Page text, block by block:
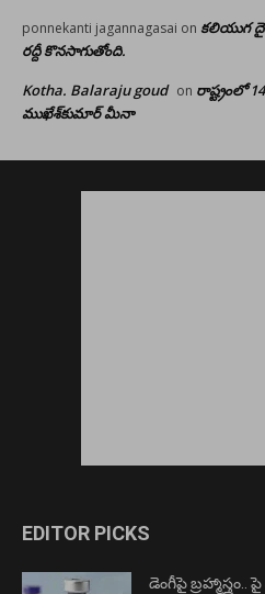
ponnekanti jagannagasai on కలియుగ
రద్దీ కొనసాగుతోంది.
Kotha. Balaraju goud on రాష్ట్రంలో
ముఖేశ్‌కుమార్‌ మీనా
EDITOR PICKS
డెంగీపై